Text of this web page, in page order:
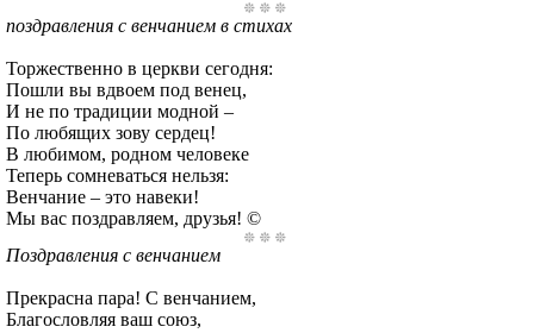
поздравления с венчанием в стихах
Торжественно в церкви сегодня:
Пошли вы вдвоем под венец,
И не по традиции модной –
По любящих зову сердец!
В любимом, родном человеке
Теперь сомневаться нельзя:
Венчание – это навеки!
Мы вас поздравляем, друзья! ©
Поздравления с венчанием
Прекрасна пара! С венчанием,
Благословляя ваш союз,